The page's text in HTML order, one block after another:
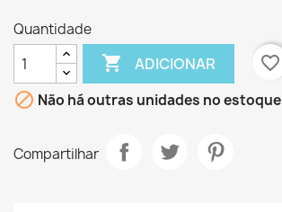
Quantidade
 ADICIONAR
favorite_border
 Não há outras unidades no estoque
Compartilhar